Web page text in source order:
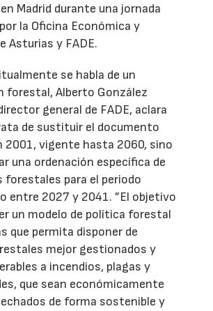
Madrid durante una jornada
la Oficina Económica y
Asturias y FADE.
se habla de un
forestal, Alberto González
general de FADE, aclara
de sustituir el documento
2001, vigente hasta 2060, sino
una ordenación específica de
forestales para el periodo
entre 2027 y 2041. ”El objetivo
un modelo de política forestal
que permita disponer de
mejor gestionados y
a incendios, plagas y
que sean económicamente
de forma sostenible y